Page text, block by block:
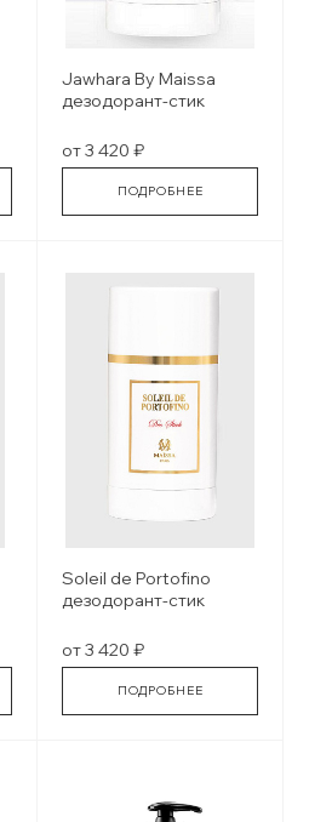
Jawhara By Maissa
дезодорант-стик
от 3 420 ₽
ПОДРОБНЕЕ
Soleil de Portofino
дезодорант-стик
от 3 420 ₽
ПОДРОБНЕЕ